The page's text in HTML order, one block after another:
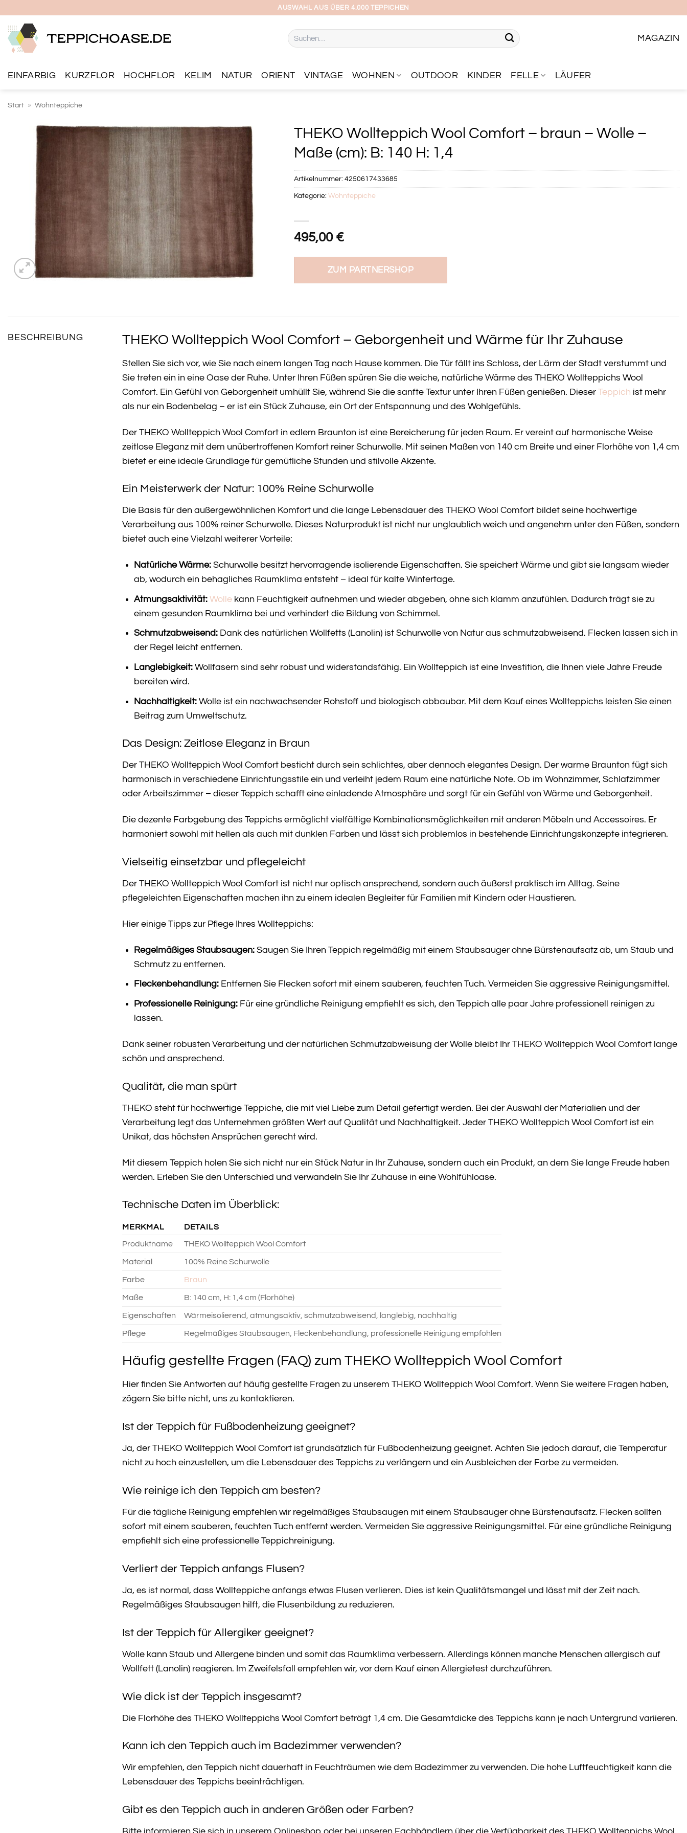
springen
AUSWAHL AUS ÜBER 4.000 TEPPICHEN
Suchen
nach:
MAGAZIN
EINFARBIG KURZFLOR HOCHFLOR KELIM NATUR ORIENT VINTAGE WOHNEN OUTDOOR KINDER FELLE LÄUFER
Start » Wohnteppiche
THEKO Wollteppich Wool Comfort – braun – Wolle –
Maße (cm): B: 140 H: 1,4
495,00 €
ZUM PARTNERSHOP
Artikelnummer: 4250617433685
Kategorie: Wohnteppiche
BESCHREIBUNG THEKO Wollteppich Wool Comfort – Geborgenheit und Wärme für Ihr Zuhause
Stellen Sie sich vor, wie Sie nach einem langen Tag nach Hause kommen. Die Tür fällt ins Schloss, der Lärm der Stadt verstummt und
Sie treten ein in eine Oase der Ruhe. Unter Ihren Füßen spüren Sie die weiche, natürliche Wärme des THEKO Wollteppichs Wool
Comfort. Ein Gefühl von Geborgenheit umhüllt Sie, während Sie die sanfte Textur unter Ihren Füßen genießen. Dieser Teppich ist mehr
als nur ein Bodenbelag – er ist ein Stück Zuhause, ein Ort der Entspannung und des Wohlgefühls.
Der THEKO Wollteppich Wool Comfort in edlem Braunton ist eine Bereicherung für jeden Raum. Er vereint auf harmonische Weise
zeitlose Eleganz mit dem unübertroffenen Komfort reiner Schurwolle. Mit seinen Maßen von 140 cm Breite und einer Florhöhe von 1,4 cm
bietet er eine ideale Grundlage für gemütliche Stunden und stilvolle Akzente.
Ein Meisterwerk der Natur: 100% Reine Schurwolle
Die Basis für den außergewöhnlichen Komfort und die lange Lebensdauer des THEKO Wool Comfort bildet seine hochwertige
Verarbeitung aus 100% reiner Schurwolle. Dieses Naturprodukt ist nicht nur unglaublich weich und angenehm unter den Füßen, sondern
bietet auch eine Vielzahl weiterer Vorteile:
Natürliche Wärme:Schurwolle besitzt hervorragende isolierende Eigenschaften. Sie speichert Wärme und gibt sie langsam wieder
ab, wodurch ein behagliches Raumklima entsteht – ideal für kalte Wintertage.
Atmungsaktivität: Wollekann Feuchtigkeit aufnehmen und wieder abgeben, ohne sich klamm anzufühlen. Dadurch trägt sie zu
einem gesunden Raumklima bei und verhindert die Bildung von Schimmel.
Schmutzabweisend:Dank des natürlichen Wollfetts (Lanolin) ist Schurwolle von Natur aus schmutzabweisend. Flecken lassen sich in
der Regel leicht entfernen.
Langlebigkeit:Wollfasern sind sehr robust und widerstandsfähig. Ein Wollteppich ist eine Investition, die Ihnen viele Jahre Freude
bereiten wird.
Nachhaltigkeit:Wolle ist ein nachwachsender Rohstoff und biologisch abbaubar. Mit dem Kauf eines Wollteppichs leisten Sie einen
Beitrag zum Umweltschutz.
Das Design: Zeitlose Eleganz in Braun
Der THEKO Wollteppich Wool Comfort besticht durch sein schlichtes, aber dennoch elegantes Design. Der warme Braunton fügt sich
harmonisch in verschiedene Einrichtungsstile ein und verleiht jedem Raum eine natürliche Note. Ob im Wohnzimmer, Schlafzimmer
oder Arbeitszimmer – dieser Teppich schafft eine einladende Atmosphäre und sorgt für ein Gefühl von Wärme und Geborgenheit.
Die dezente Farbgebung des Teppichs ermöglicht vielfältige Kombinationsmöglichkeiten mit anderen Möbeln und Accessoires. Er
harmoniert sowohl mit hellen als auch mit dunklen Farben und lässt sich problemlos in bestehende Einrichtungskonzepte integrieren.
Vielseitig einsetzbar und pflegeleicht
Der THEKO Wollteppich Wool Comfort ist nicht nur optisch ansprechend, sondern auch äußerst praktisch im Alltag. Seine
pflegeleichten Eigenschaften machen ihn zu einem idealen Begleiter für Familien mit Kindern oder Haustieren.
Hier einige Tipps zur Pflege Ihres Wollteppichs:
Regelmäßiges Staubsaugen:Saugen Sie Ihren Teppich regelmäßig mit einem Staubsauger ohne Bürstenaufsatz ab, um Staub und
Schmutz zu entfernen.
Fleckenbehandlung:Entfernen Sie Flecken sofort mit einem sauberen, feuchten Tuch. Vermeiden Sie aggressive Reinigungsmittel.
Professionelle Reinigung:Für eine gründliche Reinigung empfiehlt es sich, den Teppich alle paar Jahre professionell reinigen zu
lassen.
Dank seiner robusten Verarbeitung und der natürlichen Schmutzabweisung der Wolle bleibt Ihr THEKO Wollteppich Wool Comfort lange
schön und ansprechend.
Qualität, die man spürt
THEKO steht für hochwertige Teppiche, die mit viel Liebe zum Detail gefertigt werden. Bei der Auswahl der Materialien und der
Verarbeitung legt das Unternehmen größten Wert auf Qualität und Nachhaltigkeit. Jeder THEKO Wollteppich Wool Comfort ist ein
Unikat, das höchsten Ansprüchen gerecht wird.
Mit diesem Teppich holen Sie sich nicht nur ein Stück Natur in Ihr Zuhause, sondern auch ein Produkt, an dem Sie lange Freude haben
werden. Erleben Sie den Unterschied und verwandeln Sie Ihr Zuhause in eine Wohlfühloase.
Technische Daten im Überblick:
MERKMAL DETAILS
Produktname THEKO Wollteppich Wool Comfort
Material 100% Reine Schurwolle
Farbe Braun
Maße B: 140 cm, H: 1,4 cm (Florhöhe)
Eigenschaften Wärmeisolierend, atmungsaktiv, schmutzabweisend, langlebig, nachhaltig
Pflege Regelmäßiges Staubsaugen, Fleckenbehandlung, professionelle Reinigung empfohlen
Häufig gestellte Fragen (FAQ) zum THEKO Wollteppich Wool Comfort
Hier finden Sie Antworten auf häufig gestellte Fragen zu unserem THEKO Wollteppich Wool Comfort. Wenn Sie weitere Fragen haben,
zögern Sie bitte nicht, uns zu kontaktieren.
Ist der Teppich für Fußbodenheizung geeignet?
Ja, der THEKO Wollteppich Wool Comfort ist grundsätzlich für Fußbodenheizung geeignet. Achten Sie jedoch darauf, die Temperatur
nicht zu hoch einzustellen, um die Lebensdauer des Teppichs zu verlängern und ein Ausbleichen der Farbe zu vermeiden.
Wie reinige ich den Teppich am besten?
Für die tägliche Reinigung empfehlen wir regelmäßiges Staubsaugen mit einem Staubsauger ohne Bürstenaufsatz. Flecken sollten
sofort mit einem sauberen, feuchten Tuch entfernt werden. Vermeiden Sie aggressive Reinigungsmittel. Für eine gründliche Reinigung
empfiehlt sich eine professionelle Teppichreinigung.
Verliert der Teppich anfangs Flusen?
Ja, es ist normal, dass Wollteppiche anfangs etwas Flusen verlieren. Dies ist kein Qualitätsmangel und lässt mit der Zeit nach.
Regelmäßiges Staubsaugen hilft, die Flusenbildung zu reduzieren.
Ist der Teppich für Allergiker geeignet?
Wolle kann Staub und Allergene binden und somit das Raumklima verbessern. Allerdings können manche Menschen allergisch auf
Wollfett (Lanolin) reagieren. Im Zweifelsfall empfehlen wir, vor dem Kauf einen Allergietest durchzuführen.
Wie dick ist der Teppich insgesamt?
Die Florhöhe des THEKO Wollteppichs Wool Comfort beträgt 1,4 cm. Die Gesamtdicke des Teppichs kann je nach Untergrund variieren.
Kann ich den Teppich auch im Badezimmer verwenden?
Wir empfehlen, den Teppich nicht dauerhaft in Feuchträumen wie dem Badezimmer zu verwenden. Die hohe Luftfeuchtigkeit kann die
Lebensdauer des Teppichs beeinträchtigen.
Gibt es den Teppich auch in anderen Größen oder Farben?